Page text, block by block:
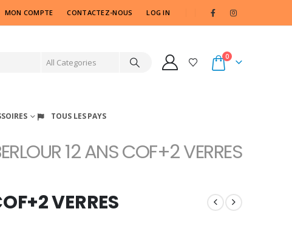
MON COMPTE CONTACTEZ-NOUS LOG IN
0
TOUS LES PAYS
12 ANS COF+2 VERRES
VERRES